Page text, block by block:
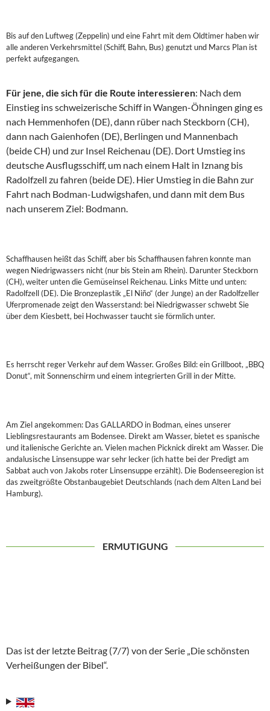
Bis auf den Luftweg (Zeppelin) und eine Fahrt mit dem Oldtimer haben wir
alle anderen Verkehrsmittel (Schiff, Bahn, Bus) genutzt und Marcs Plan ist
perfekt aufgegangen.
Für jene, die sich für die Route interessieren: Nach dem
Einstieg ins schweizerische Schiff in Wangen-Öhningen ging es
nach Hemmenhofen (DE), dann rüber nach Steckborn (CH),
dann nach Gaienhofen (DE), Berlingen und Mannenbach
(beide CH) und zur Insel Reichenau (DE). Dort Umstieg ins
deutsche Ausflugsschiff, um nach einem Halt in Iznang bis
Radolfzell zu fahren (beide DE). Hier Umstieg in die Bahn zur
Fahrt nach Bodman-Ludwigshafen, und dann mit dem Bus
nach unserem Ziel: Bodmann.
Schaffhausen heißt das Schiff, aber bis Schaffhausen fahren konnte man
wegen Niedrigwassers nicht (nur bis Stein am Rhein). Darunter Steckborn
(CH), weiter unten die Gemüseinsel Reichenau. Links Mitte und unten:
Radolfzell (DE). Die Bronzeplastik „El Niño“ (der Junge) an der Radolfzeller
Uferpromenade zeigt den Wasserstand: bei Niedrigwasser schwebt Sie
über dem Kiesbett, bei Hochwasser taucht sie förmlich unter.
Es herrscht reger Verkehr auf dem Wasser. Großes Bild: ein Grillboot, „BBQ
Donut“, mit Sonnenschirm und einem integrierten Grill in der Mitte.
Am Ziel angekommen: Das GALLARDO in Bodman, eines unserer
Lieblingsrestaurants am Bodensee. Direkt am Wasser, bietet es spanische
und italienische Gerichte an. Vielen machen Picknick direkt am Wasser. Die
andalusische Linsensuppe war sehr lecker (ich hatte bei der Predigt am
Sabbat auch von Jakobs roter Linsensuppe erzählt). Die Bodenseeregion ist
das zweitgrößte Obstanbaugebiet Deutschlands (nach dem Alten Land bei
Hamburg).
ERMUTIGUNG
Das ist der letzte Beitrag (7/7) von der Serie „Die schönsten
Verheißungen der Bibel“.